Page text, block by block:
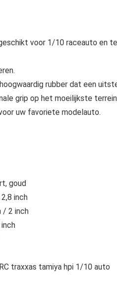
voor 1/10 raceauto en
rubber dat een
grip op het moeilijkste
uw favoriete modelauto.
goud
inch
/ 2 inch
traxxas tamiya hpi 1/10 auto